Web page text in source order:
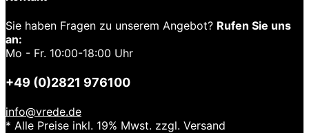
Sie haben Fragen zu unserem Angebot? Rufen Sie uns
an:
Mo - Fr. 10:00-18:00 Uhr
+49 (0)2821 976100
info@vrede.de
* Alle Preise inkl. 19% Mwst. zzgl. Versand